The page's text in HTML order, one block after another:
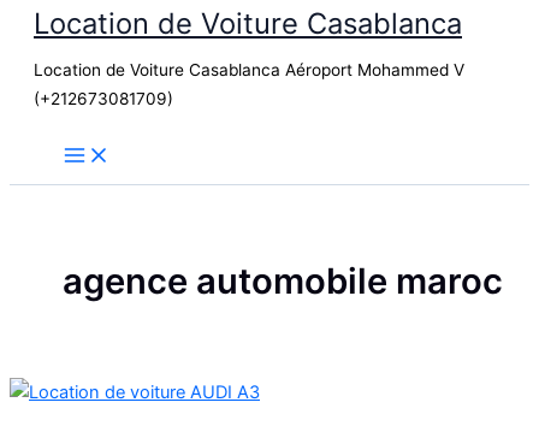
contenu
Location de Voiture Casablanca
Location de Voiture Casablanca Aéroport Mohammed V
(+212673081709)
agence automobile maroc